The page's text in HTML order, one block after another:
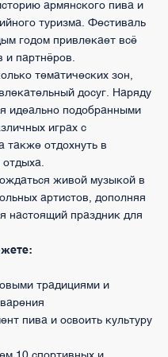
армянского пива и
туризма. Фестиваль
годом привлекает всё
и партнёров.
тематических зон,
досуг. Наряду
идеально подобранными
играх с
также отдохнуть в
отдыха.
живой музыкой в
артистов, дополняя
настоящий праздник для
традициями и
пива и освоить культуру